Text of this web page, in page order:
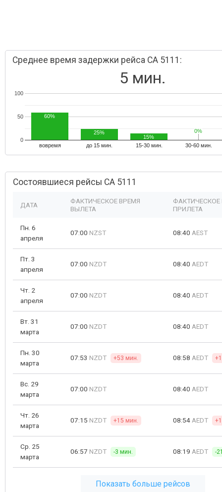
Среднее время задержки рейса CA 5111:
5 мин.
вовремя до 15 мин. 15-30 мин. 30-60 мин.
0
50
100
60%
25%
15%
0%
0%
Состоявшиеся рейсы CA 5111
ДАТА
ФАКТИЧЕСКОЕ ВРЕМЯ
ВЫЛЕТА
ФАКТИЧЕСКОЕ
ПРИЛЕТА
Пн. 6
апреля
07:00 NZST 08:40 AEST
Пт. 3
апреля
07:00 NZDT 08:40 AEDT
Чт. 2
апреля
07:00 NZDT 08:40 AEDT
Вт. 31
марта
07:00 NZDT 08:40 AEDT
Пн. 30
марта
07:53 NZDT +53 мин. 08:58 AEDT
Вс. 29
марта
07:00 NZDT 08:40 AEDT
Чт. 26
марта
07:15 NZDT +15 мин. 08:54 AEDT
Ср. 25
марта
06:57 NZDT -3 мин. 08:19 AEDT -
Показать больше рейсов